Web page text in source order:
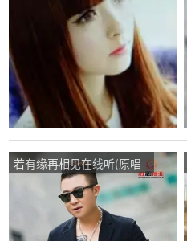
若有缘再相见在线听(原唱
是曹越)，音缘画魂演唱点